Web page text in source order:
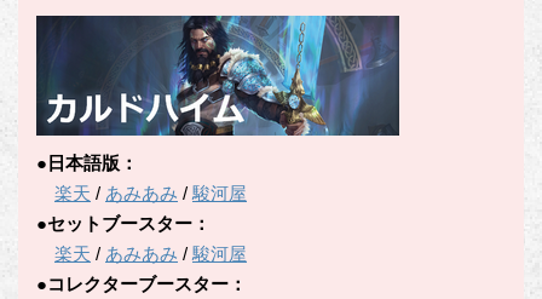
●日本語版：
楽天 / あみあみ /駿河屋
●セットブースター：
楽天 / あみあみ /駿河屋
●コレクターブースター：